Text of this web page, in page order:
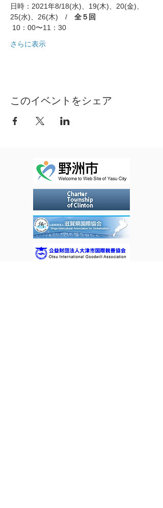
日時：2021年8/18(水)、19(木)、20(金)、
25(水)、26(木)　/ 全５回
10：00〜11：30
さらに表示
このイベントをシェア